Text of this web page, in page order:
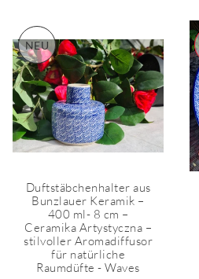
NEU
Duftstäbchenhalter aus
Bunzlauer Keramik –
400 ml- 8 cm –
Ceramika Artystyczna –
stilvoller Aromadiffusor
für natürliche
Raumdüfte - Waves